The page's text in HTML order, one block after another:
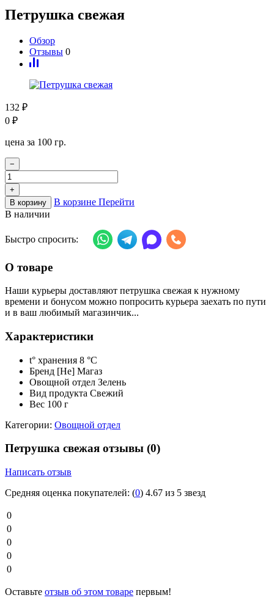
Петрушка свежая
Обзор
Отзывы 0
132 ₽
0 ₽
цена за 100 гр.
−
+
В корзину
В корзине Перейти
В наличии
Быстро спросить:
О товаре
Наши курьеры доставляют петрушка свежая к нужному
времени и бонусом можно попросить курьера заехать по пути
и в ваш любимый магазинчик...
Характеристики
t° хранения 8 °C
Бренд [Не] Магаз
Овощной отдел Зелень
Вид продукта Свежий
Вес 100 г
Категории: Овощной отдел
Петрушка свежая отзывы (0)
Написать отзыв
Средняя оценка покупателей: (0) 4.67 из 5 звезд
0
0
0
0
0
Оставьте отзыв об этом товаре первым!